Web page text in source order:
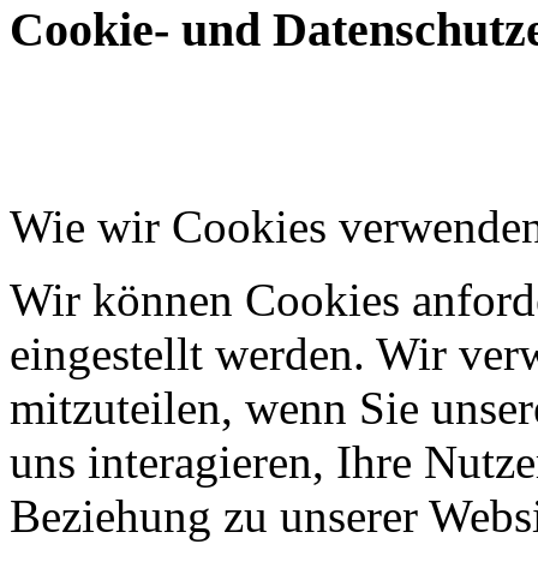
Cookie- und
Wie wir Cookies
Wir können Cookies
eingestellt werden. Wir
mitzuteilen, wenn Sie
uns interagieren, Ihre
Beziehung zu unserer